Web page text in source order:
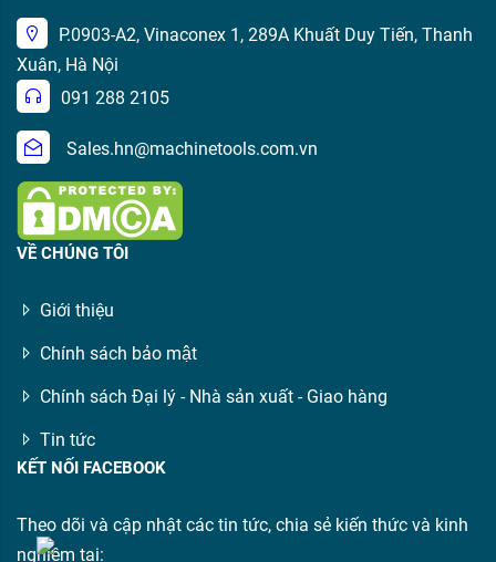
P.0903-A2, Vinaconex 1, 289A Khuất Duy Tiến, Thanh
Xuân, Hà Nội
091 288 2105
Sales.hn@machinetools.com.vn
VỀ CHÚNG TÔI
Giới thiệu
Chính sách bảo mật
Chính sách Đại lý - Nhà sản xuất - Giao hàng
Tin tức
KẾT NỐI FACEBOOK
Theo dõi và cập nhật các tin tức, chia sẻ kiến thức và kinh
nghiệm tại: